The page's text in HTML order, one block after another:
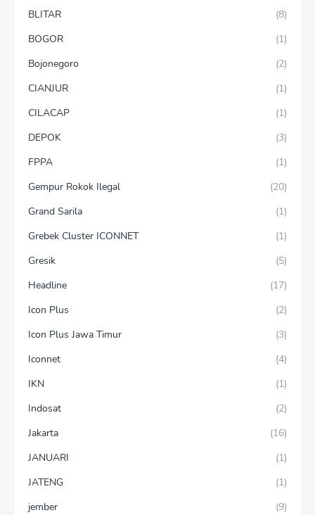
BLITAR
(8)
BOGOR
(1)
Bojonegoro
(2)
CIANJUR
(1)
CILACAP
(1)
DEPOK
(3)
FPPA
(1)
Gempur Rokok Ilegal
(20)
Grand Sarila
(1)
Grebek Cluster ICONNET
(1)
Gresik
(5)
Headline
(17)
Icon Plus
(2)
Icon Plus Jawa Timur
(3)
Iconnet
(4)
IKN
(1)
Indosat
(2)
Jakarta
(16)
JANUARI
(1)
JATENG
(1)
jember
(9)